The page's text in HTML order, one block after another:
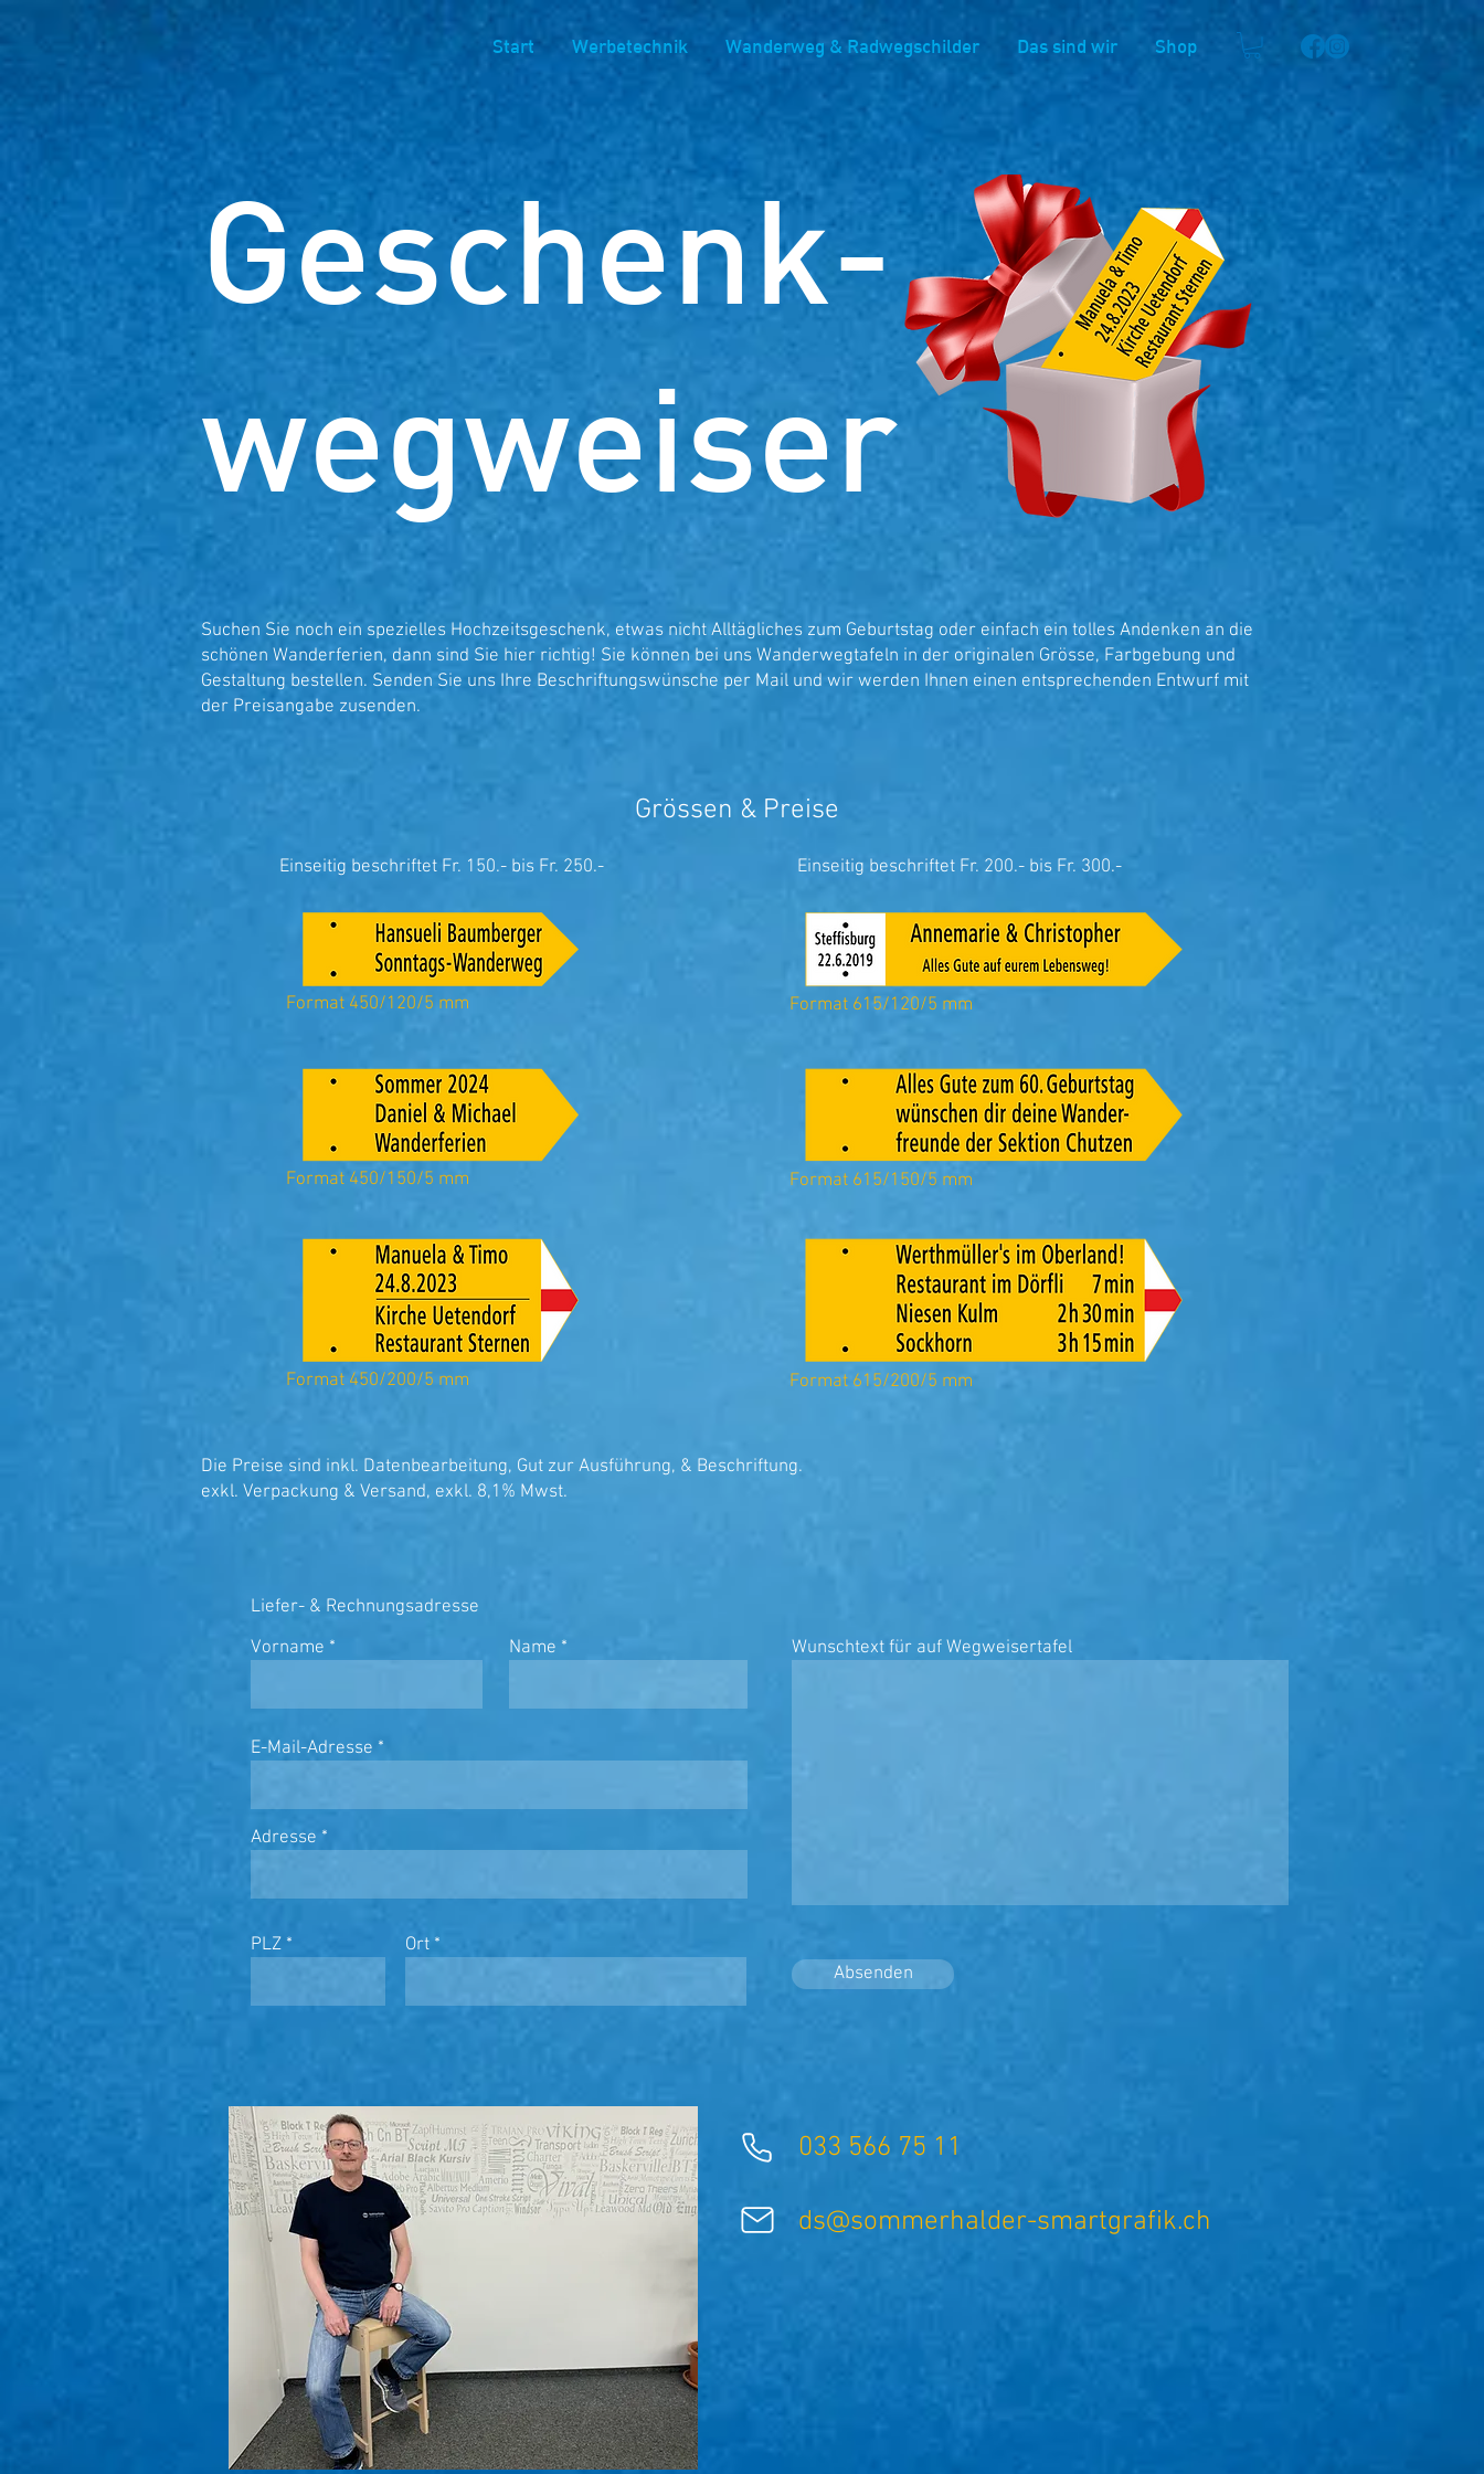
Start Werbetechnik Wanderweg & Radwegschilder Das sind wir Shop
Geschenk-
wegweiser
Suchen Sie noch ein spezielles Hochzeitsgeschenk, etwas nicht Alltägliches zum Geburtstag oder einfach ein tolles Andenken an die
schönen Wanderferien, dann sind Sie hier richtig! Sie können bei uns Wanderwegtafeln in der originalen Grösse, Farbgebung und
Gestaltung bestellen. Senden Sie uns Ihre Beschriftungswünsche per Mail und wir werden Ihnen einen entsprechenden Entwurf mit
der Preisangabe zusenden.
Grössen & Preise
Einseitig beschriftet Fr. 150.- bis Fr. 250.-
Format 450/120/5 mm
Format 450/150/5 mm
Format 450/200/5 mm
Einseitig beschriftet Fr. 200.- bis Fr. 300.-
Format 615/120/5 mm
Format 615/150/5 mm
Format 615/200/5 mm
Die Preise sind inkl. Datenbearbeitung, Gut zur Ausführung, & Beschriftung.
exkl. Verpackung & Versand, exkl. 8,1% Mwst.
Liefer- & Rechnungsadresse
Vorname
Name
E-Mail-Adresse
Adresse
Wunschtext für auf Wegweisertafel
PLZ
Ort
Absenden
033 566 75 11
ds@sommerhalder-smartgrafik.ch